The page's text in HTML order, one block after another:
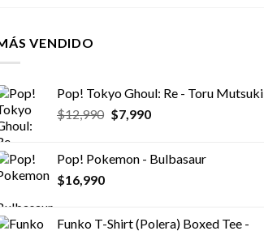
VENDIDO
Pop! Tokyo Ghoul: Re - Toru Mutsuki
$12,990 El
era:
$7,990El
es:
Pop! Pokemon - Bulbasaur
$16,990
Funko T-Shirt (Polera) Boxed Tee -